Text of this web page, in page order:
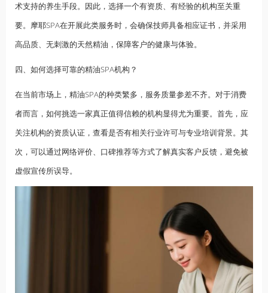
术支持的养生手段。因此，选择一个有资质、有经验的机构至关重
要。摩耶SPA在开展此类服务时，会确保技师具备相应证书，并采用
高品质、无刺激的天然精油，保障客户的健康与体验。
四、如何选择可靠的精油SPA机构？
在当前市场上，精油SPA的种类繁多，服务质量参差不齐。对于消费
者而言，如何挑选一家真正值得信赖的机构显得尤为重要。首先，应
关注机构的资质认证，查看是否有相关行业许可与专业培训背景。其
次，可以通过网络评价、口碑推荐等方式了解真实客户反馈，避免被
虚假宣传所误导。